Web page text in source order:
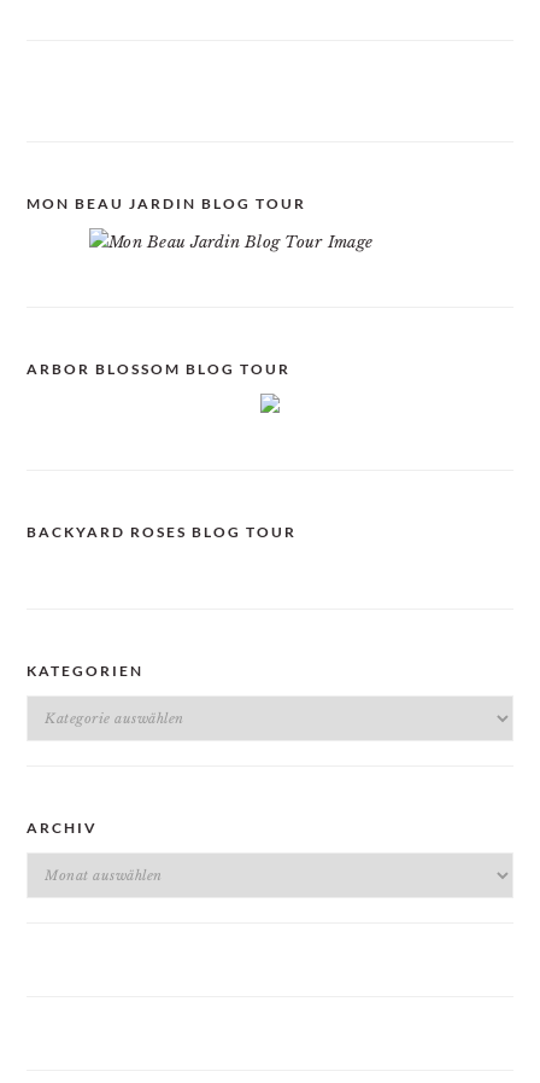
MON BEAU JARDIN BLOG TOUR
ARBOR BLOSSOM BLOG TOUR
BACKYARD ROSES BLOG TOUR
KATEGORIEN
Kategorien
ARCHIV
Archiv